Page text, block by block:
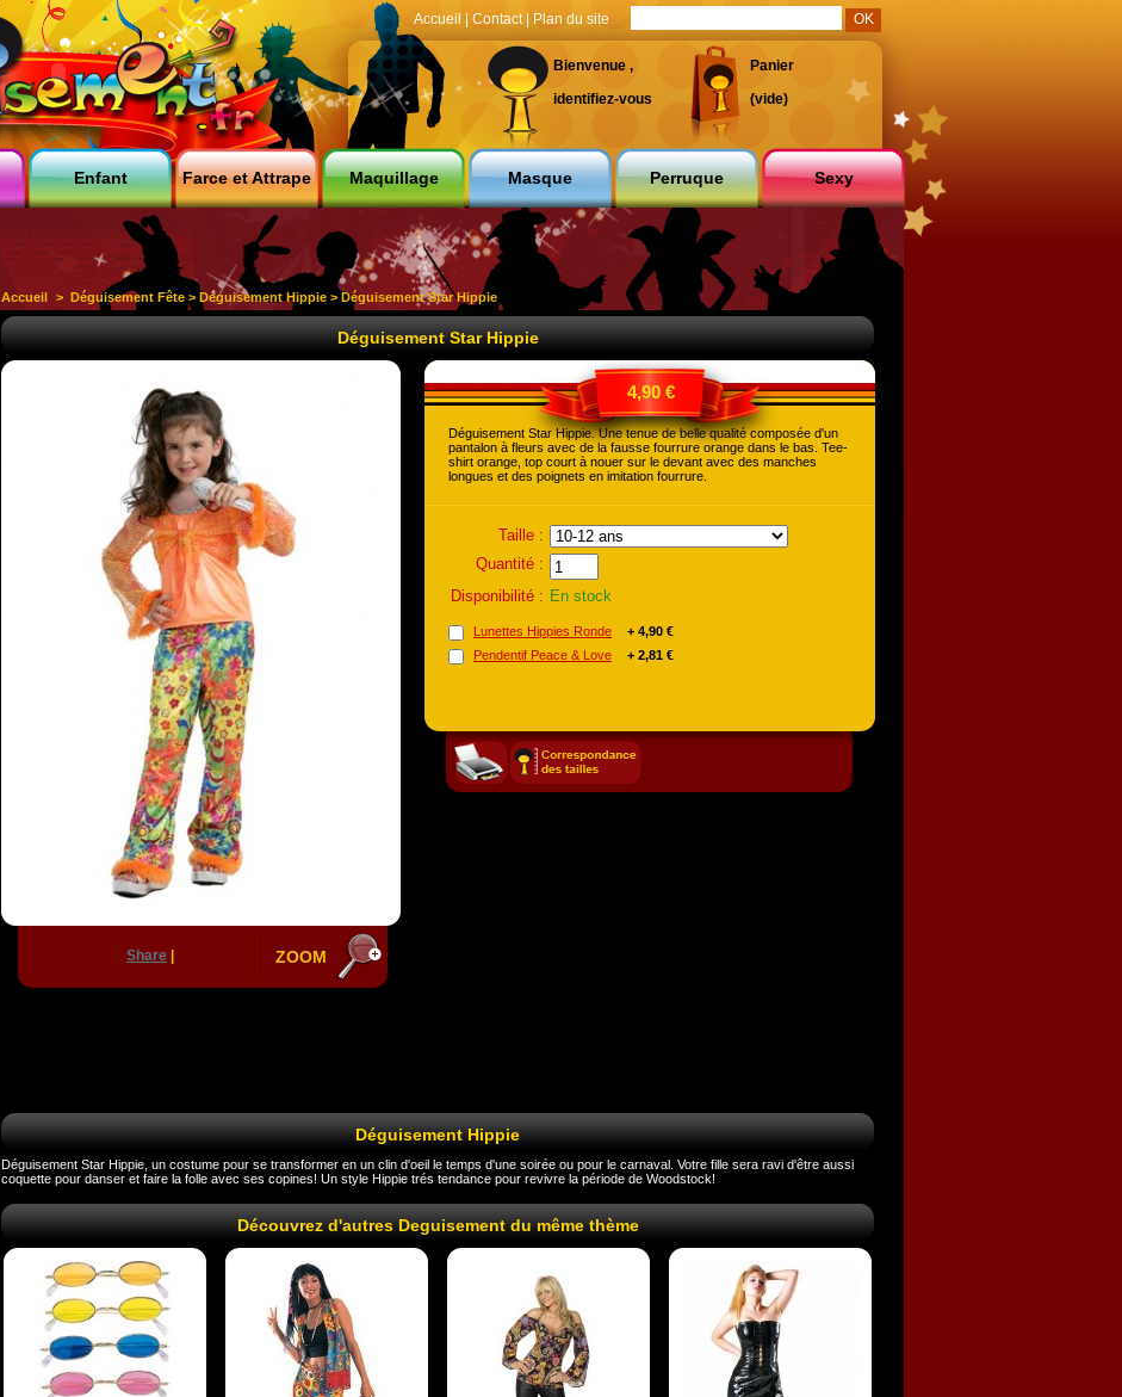
Accueil | Contact | Plan du site
Bienvenue ,
identifiez-vous
Panier
(vide)
Enfant Farce et Attrape Maquillage Masque Perruque Sexy
Accueil > Déguisement Fête >Déguisement Hippie > Déguisement Star Hippie
Déguisement Star Hippie
Share ZOOM
4,90 €
Déguisement Star Hippie. Une tenue de belle qualité composée d'un
pantalon à fleurs avec de la fausse fourrure orange dans le bas. Tee-
shirt orange, top court à nouer sur le devant avec des manches
longues et des poignets en imitation fourrure.
Taille :
Quantité :
Disponibilité : En stock
Lunettes Hippies Ronde
+ 4,90 €
Pendentif Peace & Love
+ 2,81 €
Déguisement Hippie
Déguisement Star Hippie, un costume pour se transformer en un clin d'oeil le temps d'une soirée ou pour le carnaval. Votre fille sera ravi d'être aussi
coquette pour danser et faire la folle avec ses copines! Un style Hippie trés tendance pour revivre la période de Woodstock!
Découvrez d'autres Deguisement du même thème